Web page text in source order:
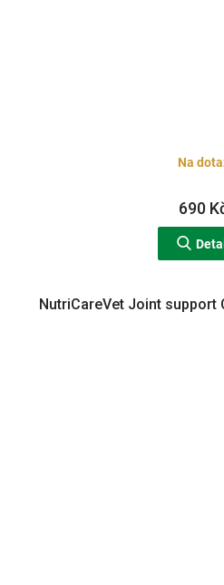
Na
690
NutriCareVet Joint support